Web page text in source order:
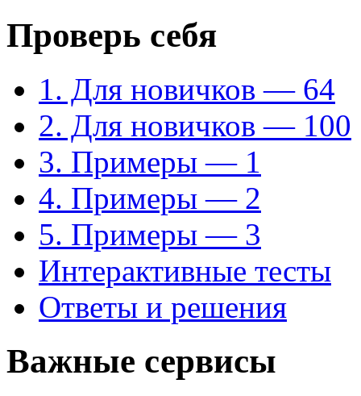
Проверь себя
1. Для новичков — 64
2. Для новичков — 100
3. Примеры — 1
4. Примеры — 2
5. Примеры — 3
Интерактивные тесты
Ответы и решения
Важные сервисы